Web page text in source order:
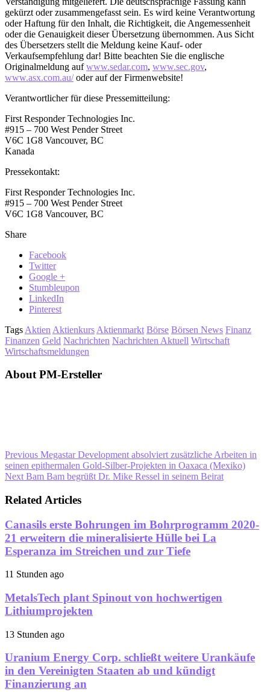
gekürzt oder zusammengefasst sein. Es wird keine Verantwortung
oder Haftung für den Inhalt, die Richtigkeit, die Angemessenheit
oder die Genauigkeit dieser Übersetzung übernommen. Aus Sicht
des Übersetzers stellt die Meldung keine Kauf- oder
Verkaufsempfehlung dar! Bitte beachten Sie die englische
Originalmeldung aufwww.sedar.com, www.sec.gov,
www.asx.com.au/oder auf der Firmenwebsite!
Verantwortlicher für diese Pressemitteilung:
First Responder Technologies Inc.
#915 – 700 West Pender Street
V6C 1G8 Vancouver, BC
Kanada
Pressekontakt:
First Responder Technologies Inc.
#915 – 700 West Pender Street
V6C 1G8 Vancouver, BC
Share
Facebook
Twitter
Google +
Stumbleupon
LinkedIn
Pinterest
Tags Aktien Aktienkurs Aktienmarkt Börse Börsen News Finanz
Finanzen Geld Nachrichten Nachrichten Aktuell Wirtschaft
Wirtschaftsmeldungen
About PM-Ersteller
Previous Megastar Development absolviert zusätzliche Arbeiten in
seinen epithermalen Gold-Silber-Projekten in Oaxaca (Mexiko)
Next Bam Bam begrüßt Dr. Mike Ressel in seinem Beirat
Related Articles
Canasils erste Bohrungen im Bohrprogramm 2020-
21 erweitern die mineralisierte Hülle bei La
Esperanza im Streichen und zur Tiefe
11 Stunden ago
MetalsTech plant Spinout von hochwertigen
Lithiumprojekten
13 Stunden ago
Uranium Energy Corp. schließt weitere Urankäufe
in den Vereinigten Staaten ab und kündigt
Finanzierung an